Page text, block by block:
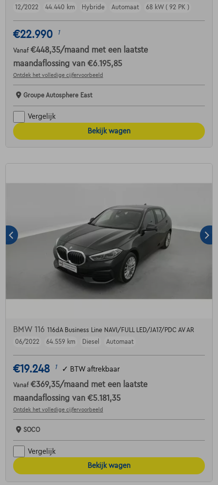
12/2022 44.440 km Hybride Automaat 68 kW ( 92 PK )
€22.990 1
Vanaf €448,35/maand met een laatste
maandaflossing van €6.195,85
Ontdek het volledige cijfervoorbeeld
Groupe Autosphere East
Vergelijk
Bekijk wagen
BMW 116 116dA Business Line NAVI/FULL LED/JA17/PDC AV AR
06/2022
64.559 km Diesel Automaat
€19.248 1 ✓ BTW aftrekbaar
Vanaf €369,35/maand met een laatste
maandaflossing van €5.181,35
Ontdek het volledige cijfervoorbeeld
SOCO
Vergelijk
Bekijk wagen